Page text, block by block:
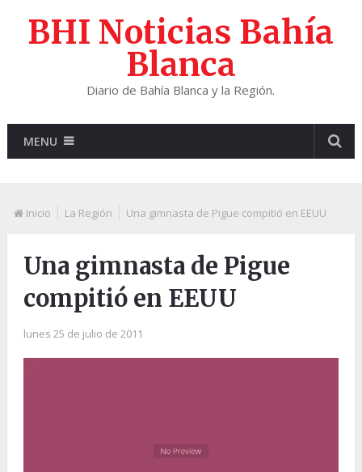
BHI Noticias Bahía
Blanca
Diario de Bahía Blanca y la Región.
MENU
Inicio La Región Una gimnasta de Pigue compitió en EEUU
Una gimnasta de Pigue
compitió en EEUU
lunes 25 de julio de 2011